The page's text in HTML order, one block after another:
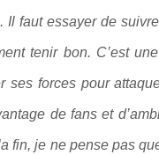
Il faut essayer de
tenir bon. C’est
ses forces pour
de fans et
fin, je ne pense pas